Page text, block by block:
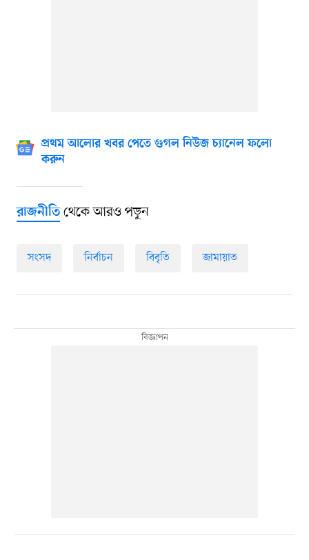
প্রথম আলোর খবর পেতে গুগল নিউজ চ্যানেল ফলো
করুন
রাজনীতিথেকে আরও পড়ুন
সংসদ নির্বাচন বিবৃতি জামায়াত